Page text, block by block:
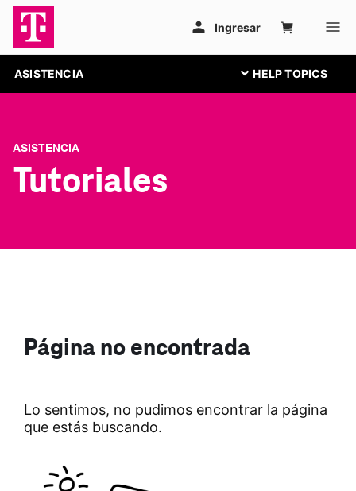
ASISTENCIA
ASISTENCIA
Tutoriales